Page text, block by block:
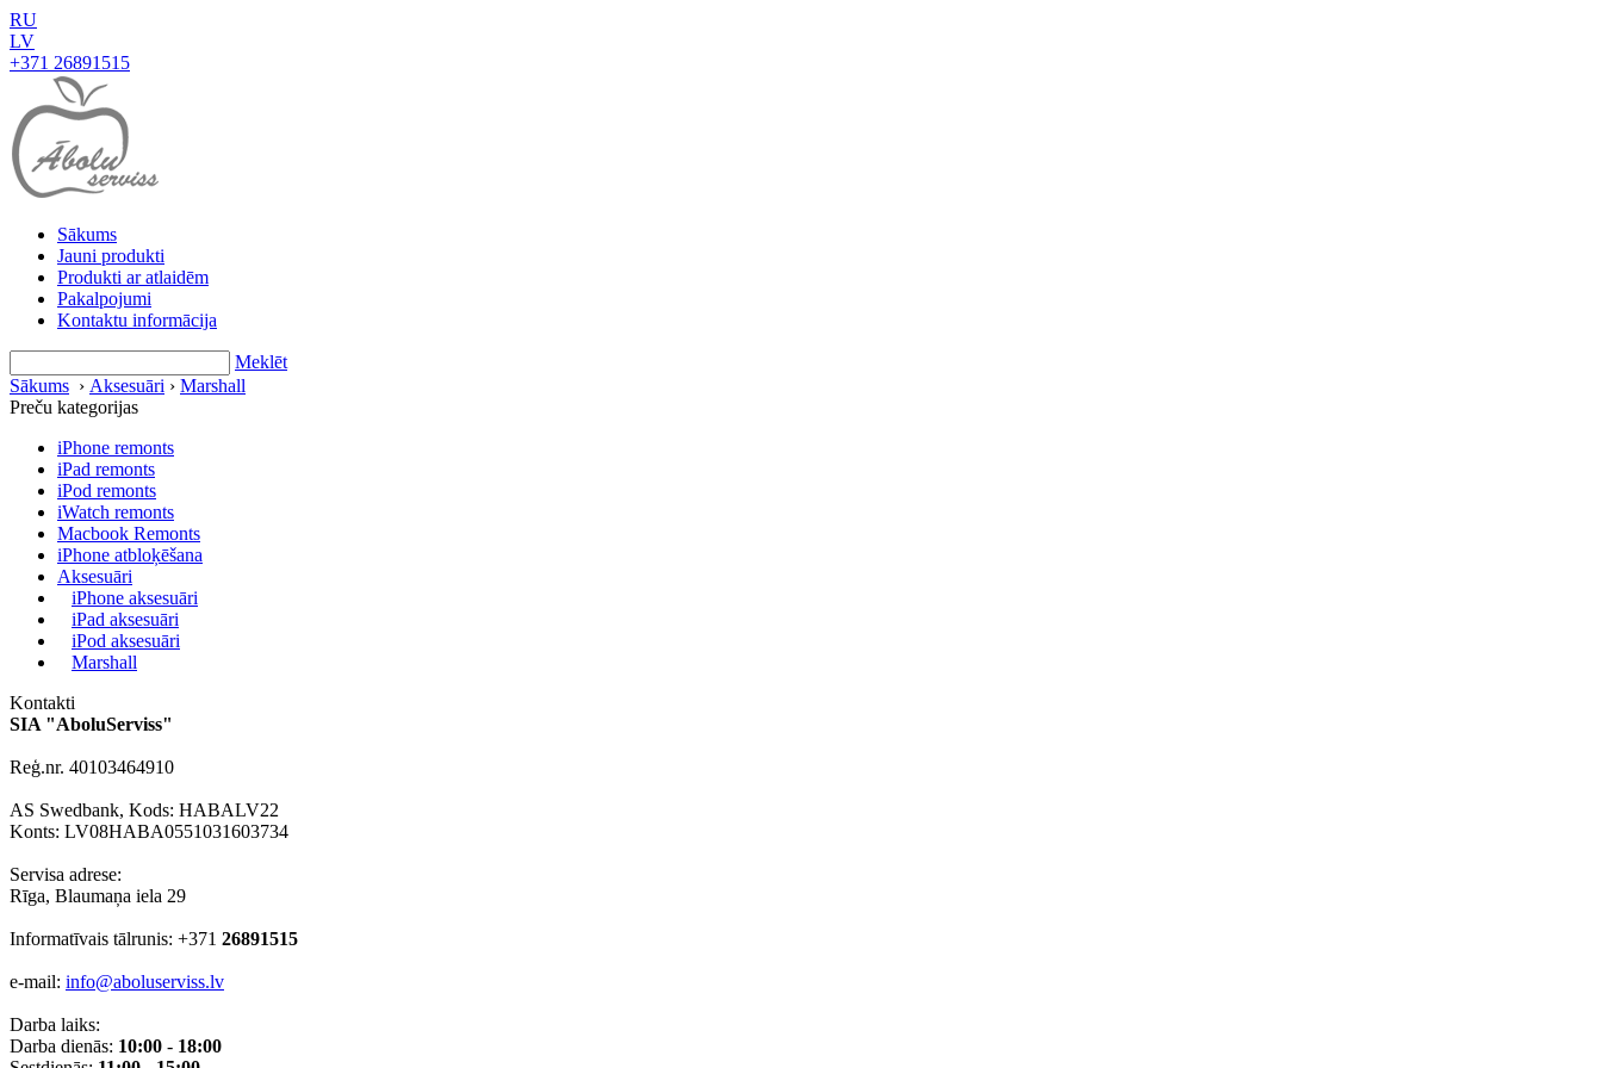
RU
LV
+371 26891515
Sākums
Jauni produkti
Produkti ar atlaidēm
Pakalpojumi
Kontaktu informācija
Meklēt
Sākums › Aksesuāri › Marshall
Preču kategorijas
iPhone remonts
iPad remonts
iPod remonts
iWatch remonts
Macbook Remonts
iPhone atbloķēšana
Aksesuāri
iPhone aksesuāri
iPad aksesuāri
iPod aksesuāri
Marshall
Kontakti
SIA "AboluServiss"
Reģ.nr. 40103464910
AS Swedbank, Kods: HABALV22
Konts: LV08HABA0551031603734
Servisa adrese:
Rīga, Blaumaņa iela 29
Informatīvais tālrunis: +371 26891515
e-mail: info@aboluserviss.lv
Darba laiks:
Darba dienās: 10:00 - 18:00